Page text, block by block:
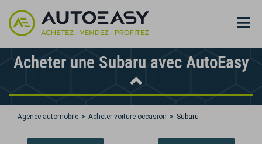
Acheter une Subaru avec AutoEasy
Agence automobile Acheter voiture occasion Subaru